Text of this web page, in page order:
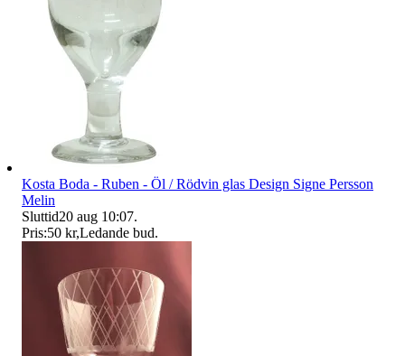
Kosta Boda - Ruben - Öl / Rödvin glas Design Signe Persson
Melin
Sluttid20 aug 10:07.
Pris:50 kr,Ledande bud.